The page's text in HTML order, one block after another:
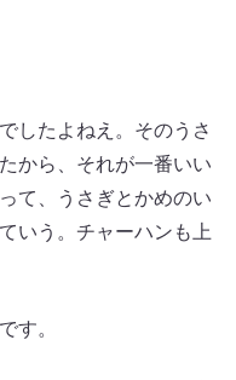
したよねえ。そのうさ
から、それが一番いい
て、うさぎとかめのい
いう。チャーハンも上
す。